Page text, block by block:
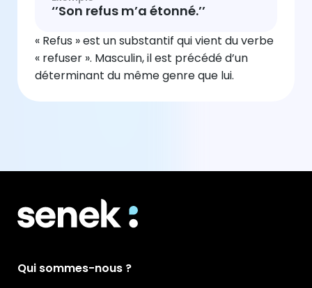
‘’Son refus m’a étonné.’’
« Refus » est un substantif qui vient du verbe
« refuser ». Masculin, il est précédé d’un
déterminant du même genre que lui.
Qui sommes-nous ?